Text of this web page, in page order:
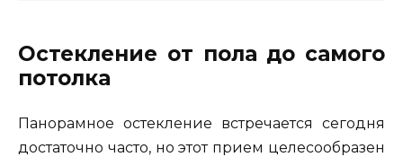
Остекление от пола до самого
потолка
Панорамное остекление встречается сегодня
достаточно часто, но этот прием целесообразен